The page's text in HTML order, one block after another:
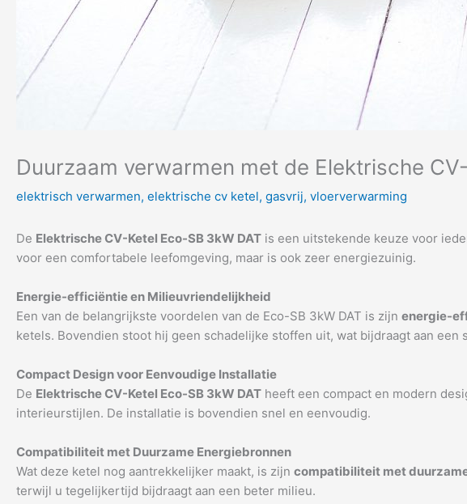
Duurzaam verwarmen met de Elektrische
elektrisch verwarmen, elektrische cv ketel, gasvrij, vloerverwarming
De Elektrische CV-Ketel Eco-SB 3kW DAT is een uitstekende keuze voor
voor een comfortabele leefomgeving, maar is ook zeer energiezuinig.
Energie-efficiëntie en Milieuvriendelijkheid
Een van de belangrijkste voordelen van de Eco-SB 3kW DAT is zijn energie-
ketels. Bovendien stoot hij geen schadelijke stoffen uit, wat bijdraagt aan een
Compact Design voor Eenvoudige Installatie
De Elektrische CV-Ketel Eco-SB 3kW DAT heeft een compact en modern
interieurstijlen. De installatie is bovendien snel en eenvoudig.
Compatibiliteit met Duurzame Energiebronnen
Wat deze ketel nog aantrekkelijker maakt, is zijn compatibiliteit met
terwijl u tegelijkertijd bijdraagt aan een beter milieu.